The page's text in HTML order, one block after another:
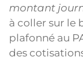
montant
à coller sur le
plafonné au
des